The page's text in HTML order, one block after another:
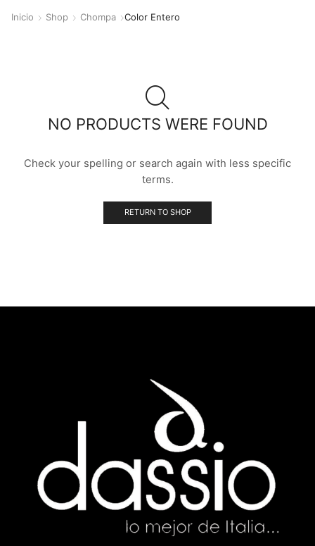
Inicio Shop Chompa Color Entero
NO PRODUCTS WERE FOUND
Check your spelling or search again with less specific
terms.
RETURN TO SHOP